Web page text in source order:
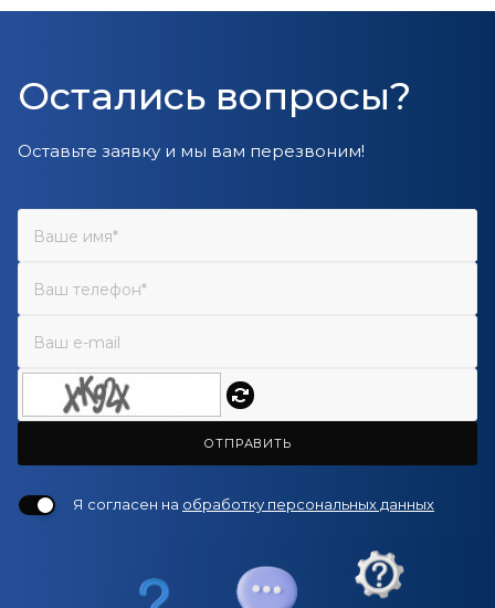
Остались вопросы?
Оставьте заявку и мы вам перезвоним!
ОТПРАВИТЬ
Я согласен на обработку персональных данных